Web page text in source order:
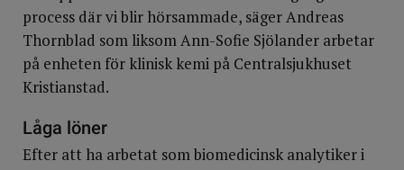
process där vi blir hörsammade, säger Andreas
Thornblad som liksom Ann-Sofie Sjölander arbetar
på enheten för klinisk kemi på Centralsjukhuset
Kristianstad.
Låga löner
Efter att ha arbetat som biomedicinsk analytiker i